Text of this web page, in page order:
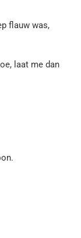
flauw was,
laat me dan